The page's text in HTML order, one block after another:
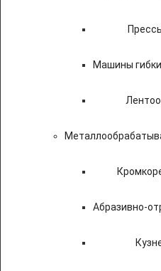
Машины
Абразивно-